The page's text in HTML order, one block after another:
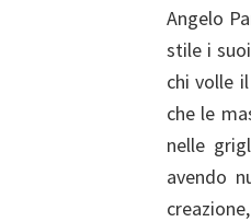
Angelo
stile i
chi volle
che le
nelle
avendo